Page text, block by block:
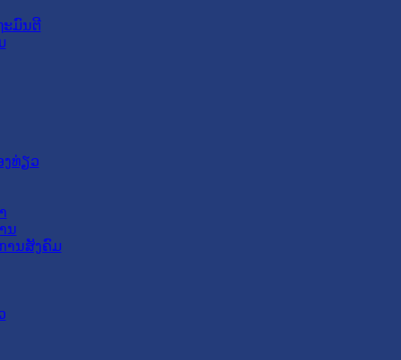
ະມົນຕີ
ງທ່ຽວ
ນ
ານສັງຄົມ